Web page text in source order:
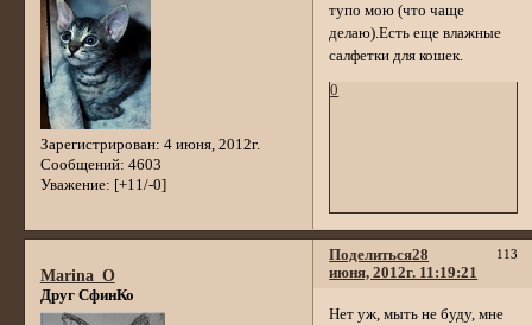
Зарегистрирован: 4 июня, 2012г.
Сообщений: 4603
Уважение: [+11/-0]
тупо мою (что чаще
делаю).Есть еще влажные
салфетки для кошек.
0
Поделиться 113
28
июня, 2012г. 11:19:21
Marina_O
Друг СфинКо
Нет уж, мыть не буду, мне